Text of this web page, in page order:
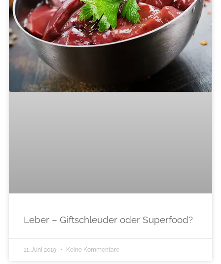
Leber – Giftschleuder oder Superfood?
11. Juni 2019 Keine Kommentare